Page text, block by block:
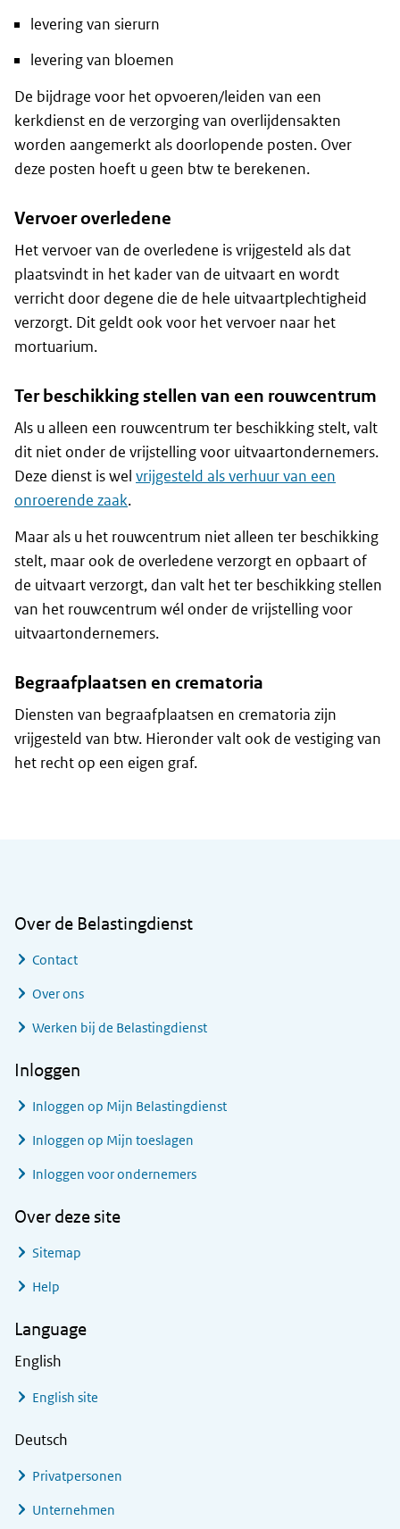
levering van sierurn
levering van bloemen
De bijdrage voor het opvoeren/leiden van een
kerkdienst en de verzorging van overlijdensakten
worden aangemerkt als doorlopende posten. Over
deze posten hoeft u geen btw te berekenen.
Vervoer overledene
Het vervoer van de overledene is vrijgesteld als dat
plaatsvindt in het kader van de uitvaart en wordt
verricht door degene die de hele uitvaartplechtigheid
verzorgt. Dit geldt ook voor het vervoer naar het
mortuarium.
Ter beschikking stellen van een rouwcentrum
Als u alleen een rouwcentrum ter beschikking stelt, valt
dit niet onder de vrijstelling voor uitvaartondernemers.
Deze dienst is wel vrijgesteld als verhuur van een
onroerende zaak.
Maar als u het rouwcentrum niet alleen ter beschikking
stelt, maar ook de overledene verzorgt en opbaart of
de uitvaart verzorgt, dan valt het ter beschikking stellen
van het rouwcentrum wél onder de vrijstelling voor
uitvaartondernemers.
Begraafplaatsen en crematoria
Diensten van begraafplaatsen en crematoria zijn
vrijgesteld van btw. Hieronder valt ook de vestiging van
het recht op een eigen graf.
Over de Belastingdienst
Contact
Over ons
Werken bij de Belastingdienst
Inloggen
Inloggen op Mijn Belastingdienst
Inloggen op Mijn toeslagen
Inloggen voor ondernemers
Over deze site
Sitemap
Help
Language
English
English site
Deutsch
Privatpersonen
Unternehmen